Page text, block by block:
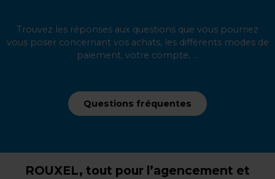
Trouvez les réponses aux questions que vous pourriez
vous poser concernant vos achats, les différents modes de
paiement, votre compte, ...
Questions fréquentes
ROUXEL, tout pour l’agencement et